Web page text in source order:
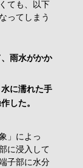
ても、以下
ってしまう
雨水がかか
に濡れた手
した。
」によっ
に浸入して
子部に水分